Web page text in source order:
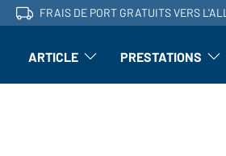
FRAIS DE PORT GRATUITS VERS
ARTICLE l'article : Ouvrir le sous-menu
PRESTATIONS